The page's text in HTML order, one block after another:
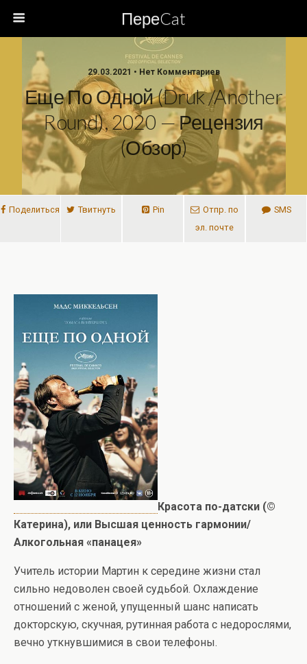
ПереCat
29.03.2021 • Нет Комментариев
Еще По Одной (Druk /Another
Round), 2020 — Рецензия
(обзор)
Поделиться Твитнуть Pin
Отпр. по
эл. почте
SMS
Красота по-датски (©
Катерина), или Высшая ценность гармонии/
Алкогольная «панацея»
Учитель истории Мартин к середине жизни стал
сильно недоволен своей судьбой. Охлаждение
отношений с женой, упущенный шанс написать
докторскую, скучная, рутинная работа с недорослями,
вечно уткнувшимися в свои телефоны.